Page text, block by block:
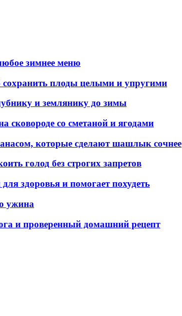
зимнее меню
плоды целыми и упругими
и землянику до зимы
сковороде со сметаной и ягодами
которые сделают шашлык сочнее
голод без строгих запретов
здоровья и помогает похудеть
ужина
и проверенный домашний рецепт